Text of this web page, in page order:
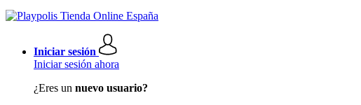
Iniciar sesión
Iniciar sesión ahora
¿Eres un nuevo usuario?